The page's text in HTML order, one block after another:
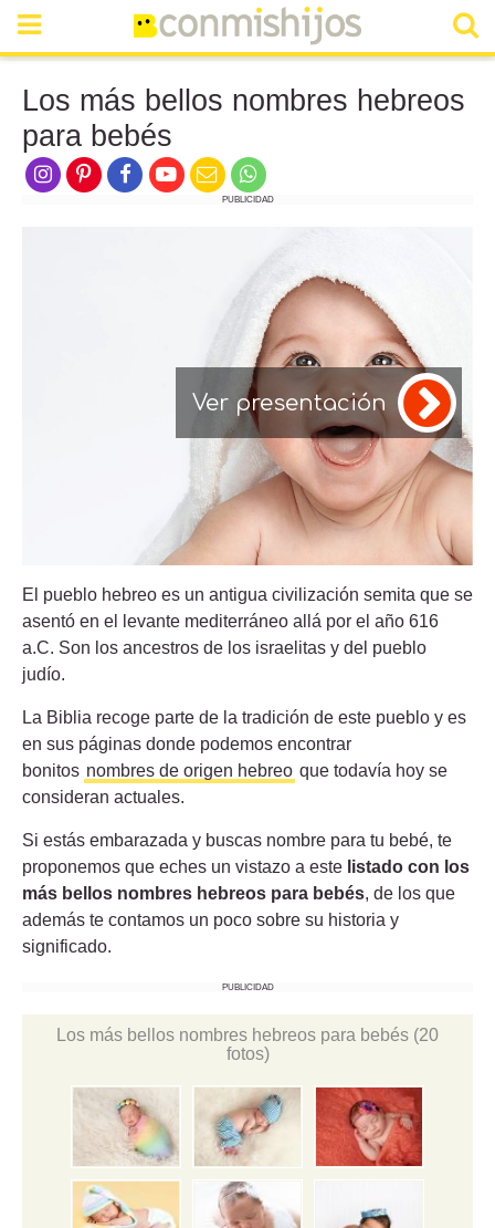
Los más bellos nombres hebreos
para bebés
PUBLICIDAD
Ver presentación
El pueblo hebreo es un antigua civilización semita que se
asentó en el levante mediterráneo allá por el año 616
a.C. Son los ancestros de los israelitas y del pueblo
judío.
La Biblia recoge parte de la tradición de este pueblo y es
en sus páginas donde podemos encontrar
bonitos nombres de origen hebreo que todavía hoy se
consideran actuales.
Si estás embarazada y buscas nombre para tu bebé, te
proponemos que eches un vistazo a este listado con los
más bellos nombres hebreos para bebés, de los que
además te contamos un poco sobre su historia y
significado.
PUBLICIDAD
Los más bellos nombres hebreos para bebés (20
fotos)